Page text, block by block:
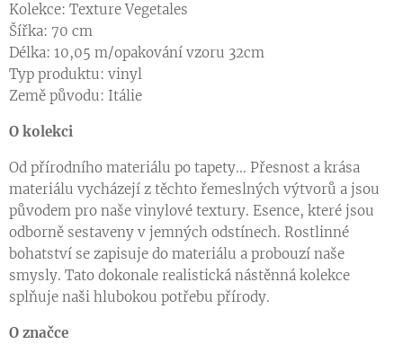
Kolekce: Texture Vegetales
Šířka: 70 cm
Délka: 10,05 m/opakování vzoru 32cm
Typ produktu: vinyl
Země původu: Itálie
O kolekci
Od přírodního materiálu po tapety... Přesnost a krása
materiálu vycházejí z těchto řemeslných výtvorů a jsou
původem pro naše vinylové textury. Esence, které jsou
odborně sestaveny v jemných odstínech. Rostlinné
bohatství se zapisuje do materiálu a probouzí naše
smysly. Tato dokonale realistická nástěnná kolekce
splňuje naši hlubokou potřebu přírody.
O značce